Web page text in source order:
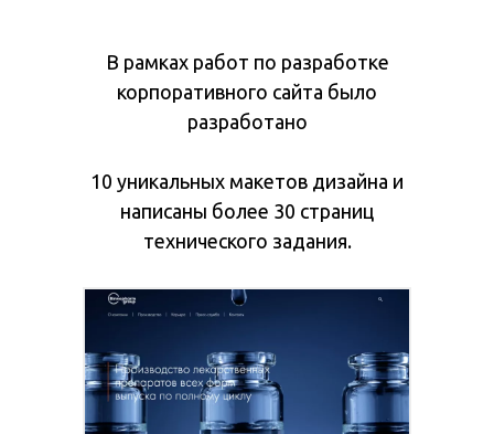
В рамках работ по разработке
корпоративного сайта было
разработано
10 уникальных макетов дизайна и
написаны более 30 страниц
технического задания.